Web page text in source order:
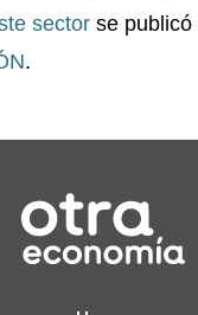
sectorse publicó
.